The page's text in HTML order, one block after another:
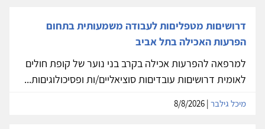
דרושיםות מטפליםות לעבודה משמעותית בתחום
הפרעות האכילה בתל אביב
למרפאה להפרעות אכילה בקרב בני נוער של קופת חולים
לאומית דרושיםות עובדיםות סוציאליים/ות ופסיכולוגיםות...
מיכל גילבר